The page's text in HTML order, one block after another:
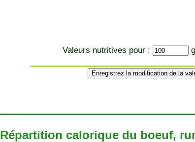
Valeurs nutritives pour :
Répartition calorique du boeuf,